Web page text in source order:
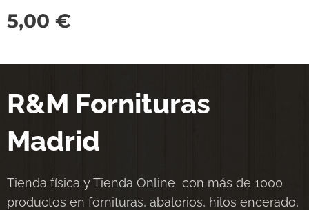
5,00 €
R&M Fornituras
Madrid
Tienda física y Tienda Online con más de 1000
productos en fornituras, abalorios, hilos encerado,